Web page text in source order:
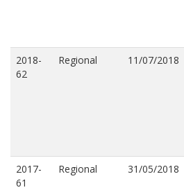
2018-
62
Regional 11/07/2018
2017-
61
Regional 31/05/2018